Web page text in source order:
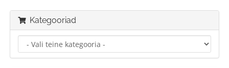
Kategooriad